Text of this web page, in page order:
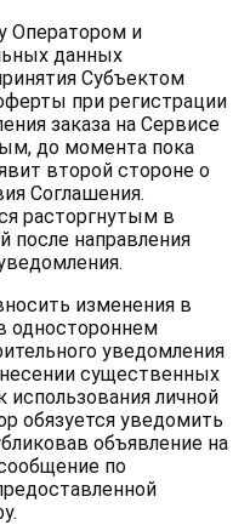
Оператором и
данных
Субъектом
при регистрации
заказа на Сервисе
до момента пока
второй стороне о
Соглашения.
расторгнутым в
после направления
изменения в
одностороннем
уведомления
существенных
использования личной
обязуется уведомить
объявление на
по